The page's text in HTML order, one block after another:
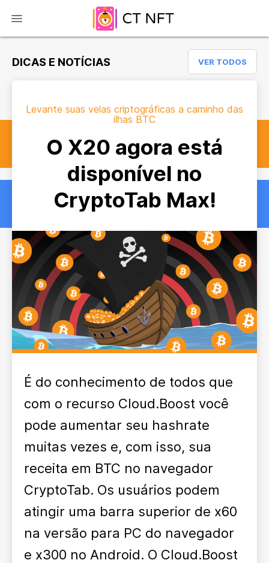
DICAS E NOTÍCIAS VER TODOS
Levante suas velas criptográficas a caminho das
ilhas BTC
O X20 agora está
disponível no
CryptoTab Max!
É do conhecimento de todos que
com o recurso Cloud.Boost você
pode aumentar seu hashrate
muitas vezes e, com isso, sua
receita em BTC no navegador
CryptoTab. Os usuários podem
atingir uma barra superior de x60
na versão para PC do navegador
e x300 no Android. O Cloud.Boost